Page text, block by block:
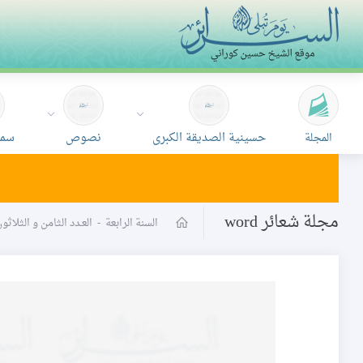
المجلة حسينية الصديقة الكبرى نصوص
مجلة شعائر word
السنة الرابعة - العـدد الثامن و